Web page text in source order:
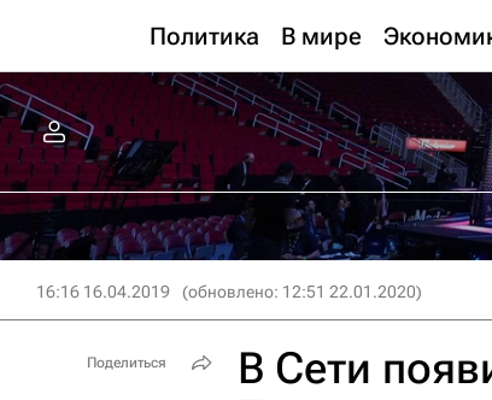
Политика В мире
16:16 16.04.2019 (обновлено: 12:51 22.01.2020)
В Сети
Поделиться